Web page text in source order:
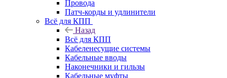
Провода
Патч-корды и удлинители
Всё для КПП
Назад
Всё для КПП
Кабеленесущие системы
Кабельные вводы
Наконечники и гильзы
Кабельные муфты